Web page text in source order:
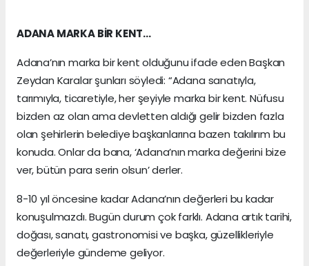
ADANA MARKA BİR KENT…
Adana’nın marka bir kent olduğunu ifade eden Başkan
Zeydan Karalar şunları söyledi: “Adana sanatıyla,
tarımıyla, ticaretiyle, her şeyiyle marka bir kent. Nüfusu
bizden az olan ama devletten aldığı gelir bizden fazla
olan şehirlerin belediye başkanlarına bazen takılırım bu
konuda. Onlar da bana, ‘Adana’nın marka değerini bize
ver, bütün para serin olsun’ derler.
8-10 yıl öncesine kadar Adana’nın değerleri bu kadar
konuşulmazdı. Bugün durum çok farklı. Adana artık tarihi,
doğası, sanatı, gastronomisi ve başka, güzellikleriyle
değerleriyle gündeme geliyor.